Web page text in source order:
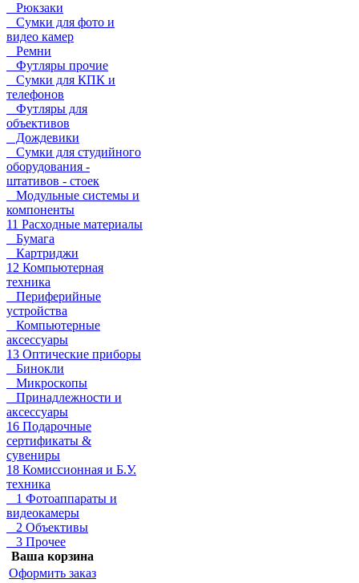
Рюкзаки
Сумки для фото и
видео камер
Ремни
Футляры прочие
Сумки для КПК и
телефонов
Футляры для
объективов
Дождевики
Сумки для студийного
оборудования -
штативов - стоек
Модульные системы и
компоненты
11 Расходные материалы
Бумага
Картриджи
12 Компьютерная
техника
Периферийные
устройства
Компьютерные
аксессуары
13 Оптические приборы
Бинокли
Микроскопы
Принадлежности и
аксессуары
16 Подарочные
сертификаты &
сувениры
18 Комиссионная и Б.У.
техника
1 Фотоаппараты и
видеокамеры
2 Объективы
3 Прочее
Ваша корзина
Оформить заказ